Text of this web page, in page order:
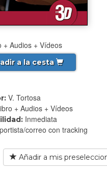
Audios + Vídeos
a la cesta
V. Tortosa
+ Audios + Vídeos
Inmediata
correo con tracking
Añadir a mis